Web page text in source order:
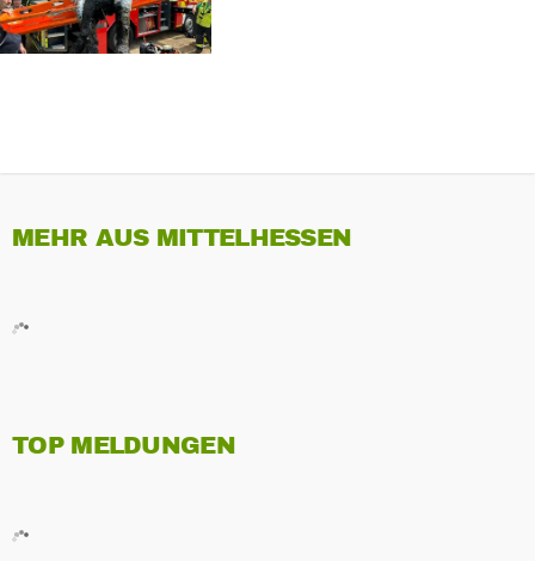
MEHR AUS MITTELHESSEN
TOP MELDUNGEN